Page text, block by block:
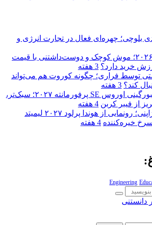
بلوچی؛ چهره‌ای فعال در تجارت انرژی و
فیات توپولینو ۲۰۲۶؛ موش کوچک و دوست‌داشتنی با قیمت
3 هفته
توسط فراری؛ چگونه کوروت هم می‌تواند
کند؟ 3 هفته
رونمایی از لامبورگینی اوروس SE پرفورمانته ۲۰۲۷؛ سبک‌تر،
از فیبر کربن 4 هفته
شاهکار جدید ژاپنی؛ رونمایی از هوندا پرلود ۲۰۲۷ لیمیتد
خیره‌کننده 4 هفته
Engineering
دانستنی